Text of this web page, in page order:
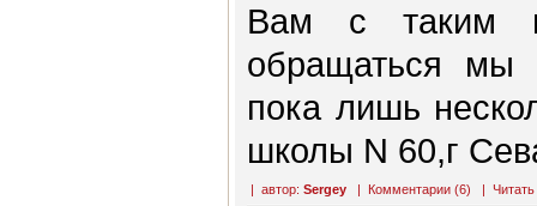
Вам с таким
обращаться мы
пока лишь
школы N 60,г
| автор: Sergey | Комментарии (6) |